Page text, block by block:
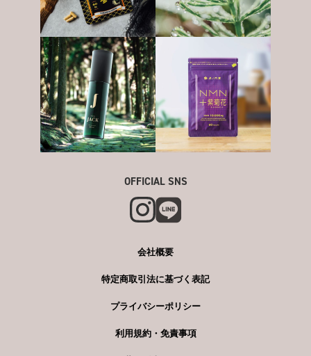
OFFICIAL SNS
会社概要
特定商取引法に基づく表記
プライバシーポリシー
利用規約・免責事項